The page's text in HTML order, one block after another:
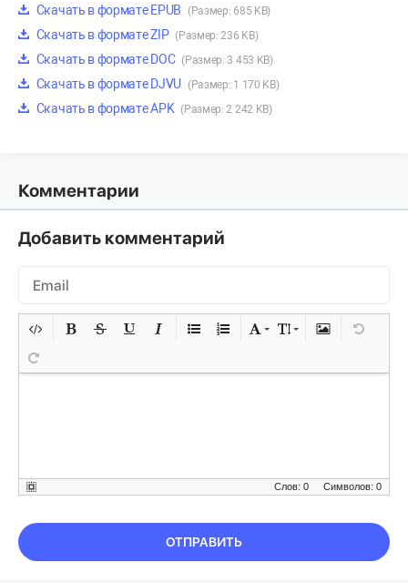
Скачать в формате EPUB (Размер: 685 KB)
Скачать в формате ZIP (Размер: 236 KB)
Скачать в формате DOC (Размер: 3 453 KB)
Скачать в формате DJVU (Размер: 1 170 KB)
Скачать в формате APK (Размер: 2 242 KB)
Комментарии
Добавить комментарий
Символов: 0
Слов: 0
ОТПРАВИТЬ